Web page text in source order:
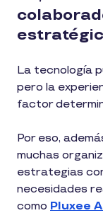
La tecnología
pero la
factor
Por eso,
muchas
estrategias
necesidades
como Pluxee